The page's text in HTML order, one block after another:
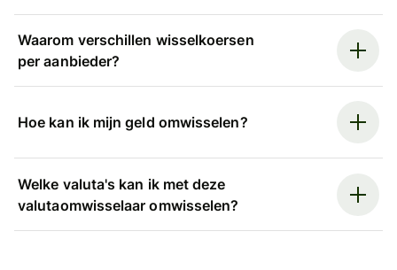
Waarom verschillen wisselkoersen
per aanbieder?
Hoe kan ik mijn geld omwisselen?
Welke valuta's kan ik met deze
valutaomwisselaar omwisselen?